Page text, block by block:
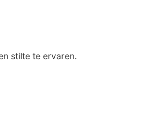
stilte te ervaren.